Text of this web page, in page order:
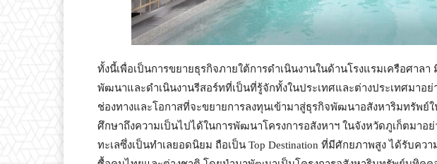
ทั้งนี้เพื่อเป็นการขยายธุรกิจภายใต้การดำเนินงานในด้านโรงแรมเครือศาล
พัฒนาและดำเนินงานรีสอร์ทที่เป็นที่รู้จักทั้งในประเทศและต่างประเทศมาอย่
ช่องทางและโอกาสที่จะขยายการลงทุนเข้ามาสู่ธุรกิจพัฒนาอสังหาริมทรัพย์
ศึกษาถึงความเป็นไปได้ในการพัฒนาโครงการอสังหาฯ ในจังหวัดภูเก็ตมาอย่
ทะเลซึ่งเป็นทำเลยอดนิยม ถือเป็น Top Destination ที่มีศักยภาพสูง ได้รับคว